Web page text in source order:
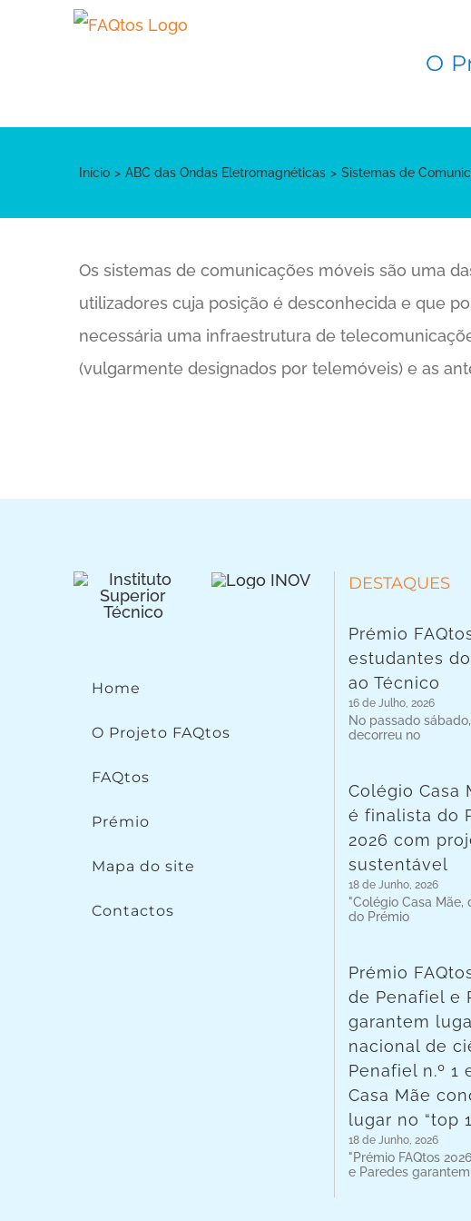
O
Início ABC das Ondas Eletromagnéticas Sistemas de
Os sistemas de comunicações móveis são uma
utilizadores cuja posição é desconhecida e que
necessária uma infraestrutura de
(vulgarmente designados por telemóveis) e as
Home
O Projeto FAQtos
FAQtos
Prémio
Mapa do site
Contactos
DESTAQUES
Prémio
estudantes
ao Técnico
16 de Julho, 2026
No passado
decorreu no
Colégio Casa
é finalista do
2026 com
sustentável
18 de Junho, 2026
"Colégio Casa Mãe,
do Prémio
Prémio
de Penafiel e
garantem
nacional de
Penafiel n.º 1
Casa Mãe
lugar no “top
18 de Junho, 2026
"Prémio FAQtos
e Paredes garantem